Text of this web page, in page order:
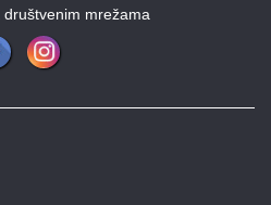
društvenim mrežama